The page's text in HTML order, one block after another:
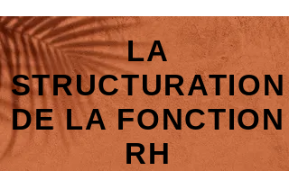
LA
STRUCTURATION
DE LA FONCTION
RH